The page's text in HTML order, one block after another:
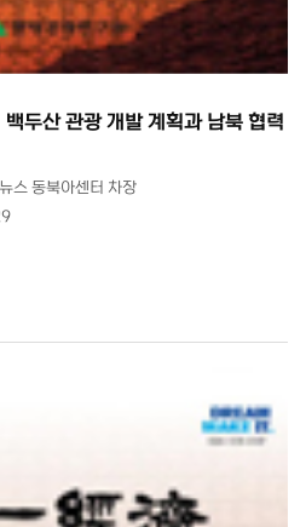
두산 관광 개발 계획과 남북 협력
스 동북아센터 차장